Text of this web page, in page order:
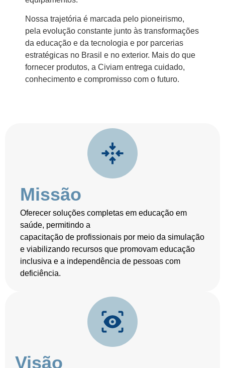
Nossa trajetória é marcada pelo pioneirismo,
pela evolução constante junto às transformações
da educação e da tecnologia e por parcerias
estratégicas no Brasil e no exterior. Mais do que
fornecer produtos, a Civiam entrega cuidado,
conhecimento e compromisso com o futuro.
Missão
Oferecer soluções completas em educação em
saúde, permitindo a
capacitação de profissionais por meio da simulação
e viabilizando recursos que promovam educação
inclusiva e a independência de pessoas com
deficiência.
Visão